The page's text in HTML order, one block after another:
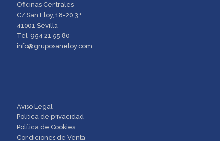
Oficinas Centrales
C/ San Eloy, 18-20 3ª
41001 Sevilla
Tel: 954 21 55 80
info@gruposaneloy.com
Aviso Legal
Política de privacidad
Política de Cookies
Condiciones de Venta